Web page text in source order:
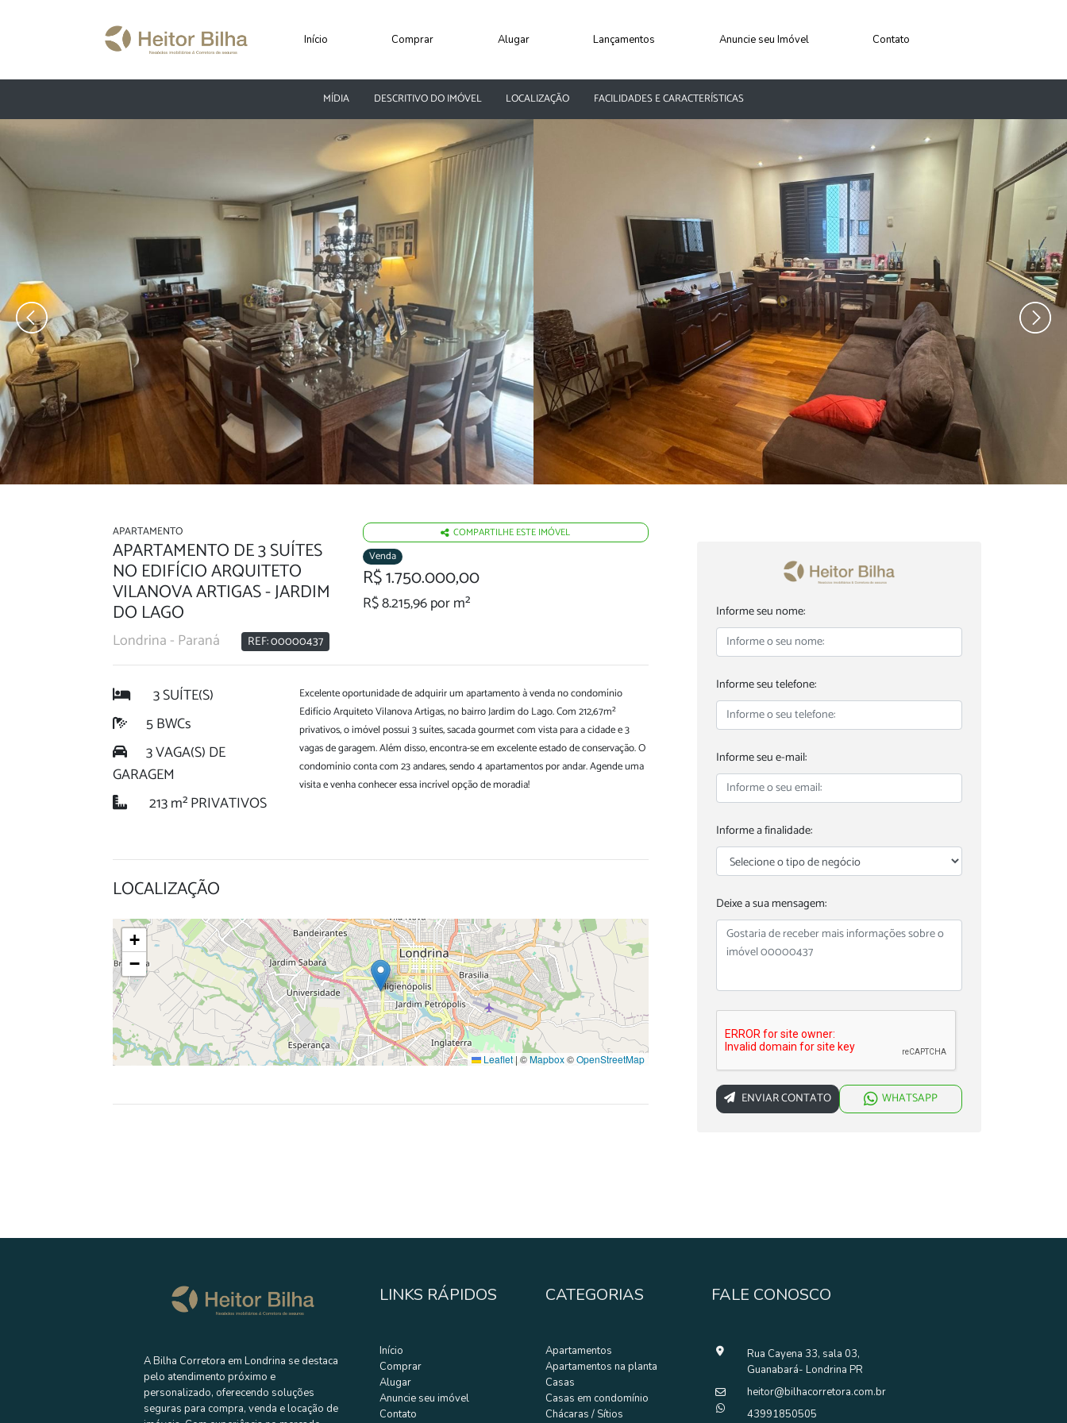
Início Comprar Alugar Lançamentos Anuncie seu Imóvel Contato
MÍDIA DESCRITIVO DO IMÓVEL LOCALIZAÇÃO FACILIDADES E CARACTERÍSTICAS
‹ ›
APARTAMENTO
APARTAMENTO DE 3 SUÍTES
NO EDIFÍCIO ARQUITETO
VILANOVA ARTIGAS - JARDIM
DO LAGO
Londrina - Paraná REF: 00000437
COMPARTILHE ESTE IMÓVEL
Venda
R$ 1.750.000,00
R$ 8.215,96 por m²
3 SUÍTE(S)
5 BWCs
3 VAGA(S) DE
GARAGEM
213 m² PRIVATIVOS
Excelente oportunidade de adquirir um apartamento à venda no condomínio
Edifício Arquiteto Vilanova Artigas, no bairro Jardim do Lago. Com 212,67m²
privativos, o imóvel possui 3 suítes, sacada gourmet com vista para a cidade e 3
vagas de garagem. Além disso, encontra-se em excelente estado de conservação. O
condomínio conta com 23 andares, sendo 4 apartamentos por andar. Agende uma
visita e venha conhecer essa incrível opção de moradia!
LOCALIZAÇÃO
+
−
Leaflet | ©Mapbox©OpenStreetMap
Informe seu nome:
Informe seu telefone:
Informe seu e-mail:
Informe a finalidade:
Deixe a sua mensagem:
ENVIAR CONTATO WHATSAPP
A Bilha Corretora em Londrina se destaca
pelo atendimento próximo e
personalizado, oferecendo soluções
seguras para compra, venda e locação de
LINKS RÁPIDOS
Início
Comprar
Alugar
Anuncie seu imóvel
Contato
CATEGORIAS
Apartamentos
Apartamentos na planta
Casas
Casas em condomínio
Chácaras / Sítios
FALE CONOSCO
Rua Cayena 33, sala 03,
Guanabará- Londrina PR
heitor@bilhacorretora.com.br
43991850505